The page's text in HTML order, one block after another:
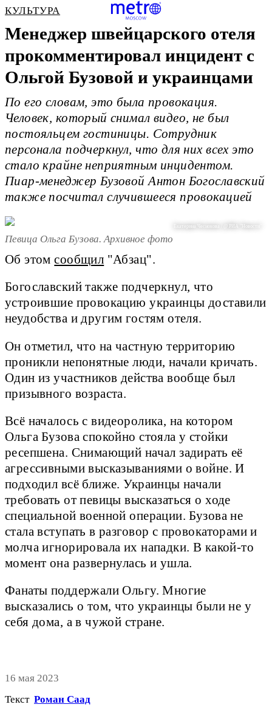
КУЛЬТУРА
Менеджер швейцарского отеля
прокомментировал инцидент с
Ольгой Бузовой и украинцами
По его словам, это была провокация.
Человек, который снимал видео, не был
постояльцем гостиницы. Сотрудник
персонала подчеркнул, что для них всех это
стало крайне неприятным инцидентом.
Пиар-менеджер Бузовой Антон Богославский
также посчитал случившееся провокацией
Екатерина Чеснокова / @ РИА "Новости"
Певица Ольга Бузова. Архивное фото
Об этомсообщил "Абзац".
Богославский также подчеркнул, что
устроившие провокацию украинцы доставили
неудобства и другим гостям отеля.
Он отметил, что на частную территорию
проникли непонятные люди, начали кричать.
Один из участников действа вообще был
призывного возраста.
Всё началось с видеоролика, на котором
Ольга Бузова спокойно стояла у стойки
ресепшена. Снимающий начал задирать её
агрессивными высказываниями о войне. И
подходил всё ближе. Украинцы начали
требовать от певицы высказаться о ходе
специальной военной операции. Бузова не
стала вступать в разговор с провокаторами и
молча игнорировала их нападки. В какой-то
момент она развернулась и ушла.
Фанаты поддержали Ольгу. Многие
высказались о том, что украинцы были не у
себя дома, а в чужой стране.
16 мая 2023
Текст Роман Саад